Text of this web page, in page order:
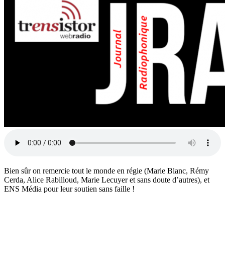
Bien sûr on remercie tout le monde en régie (Marie Blanc, Rémy
Cerda, Alice Rabilloud, Marie Lecuyer et sans doute d’autres), et
ENS Média pour leur soutien sans faille !